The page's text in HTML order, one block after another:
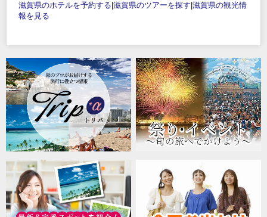
滋賀県のホテルを予約する 滋賀県のツアーを探す 滋賀県の観光情
報を見る